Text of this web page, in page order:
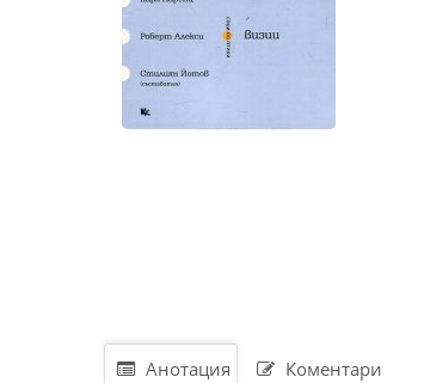
Анотация Коментари